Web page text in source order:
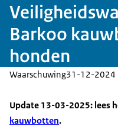
Barkoo
honden
Waarschuwing31-12-2024
Update 13-03-2025: lees
kauwbotten.